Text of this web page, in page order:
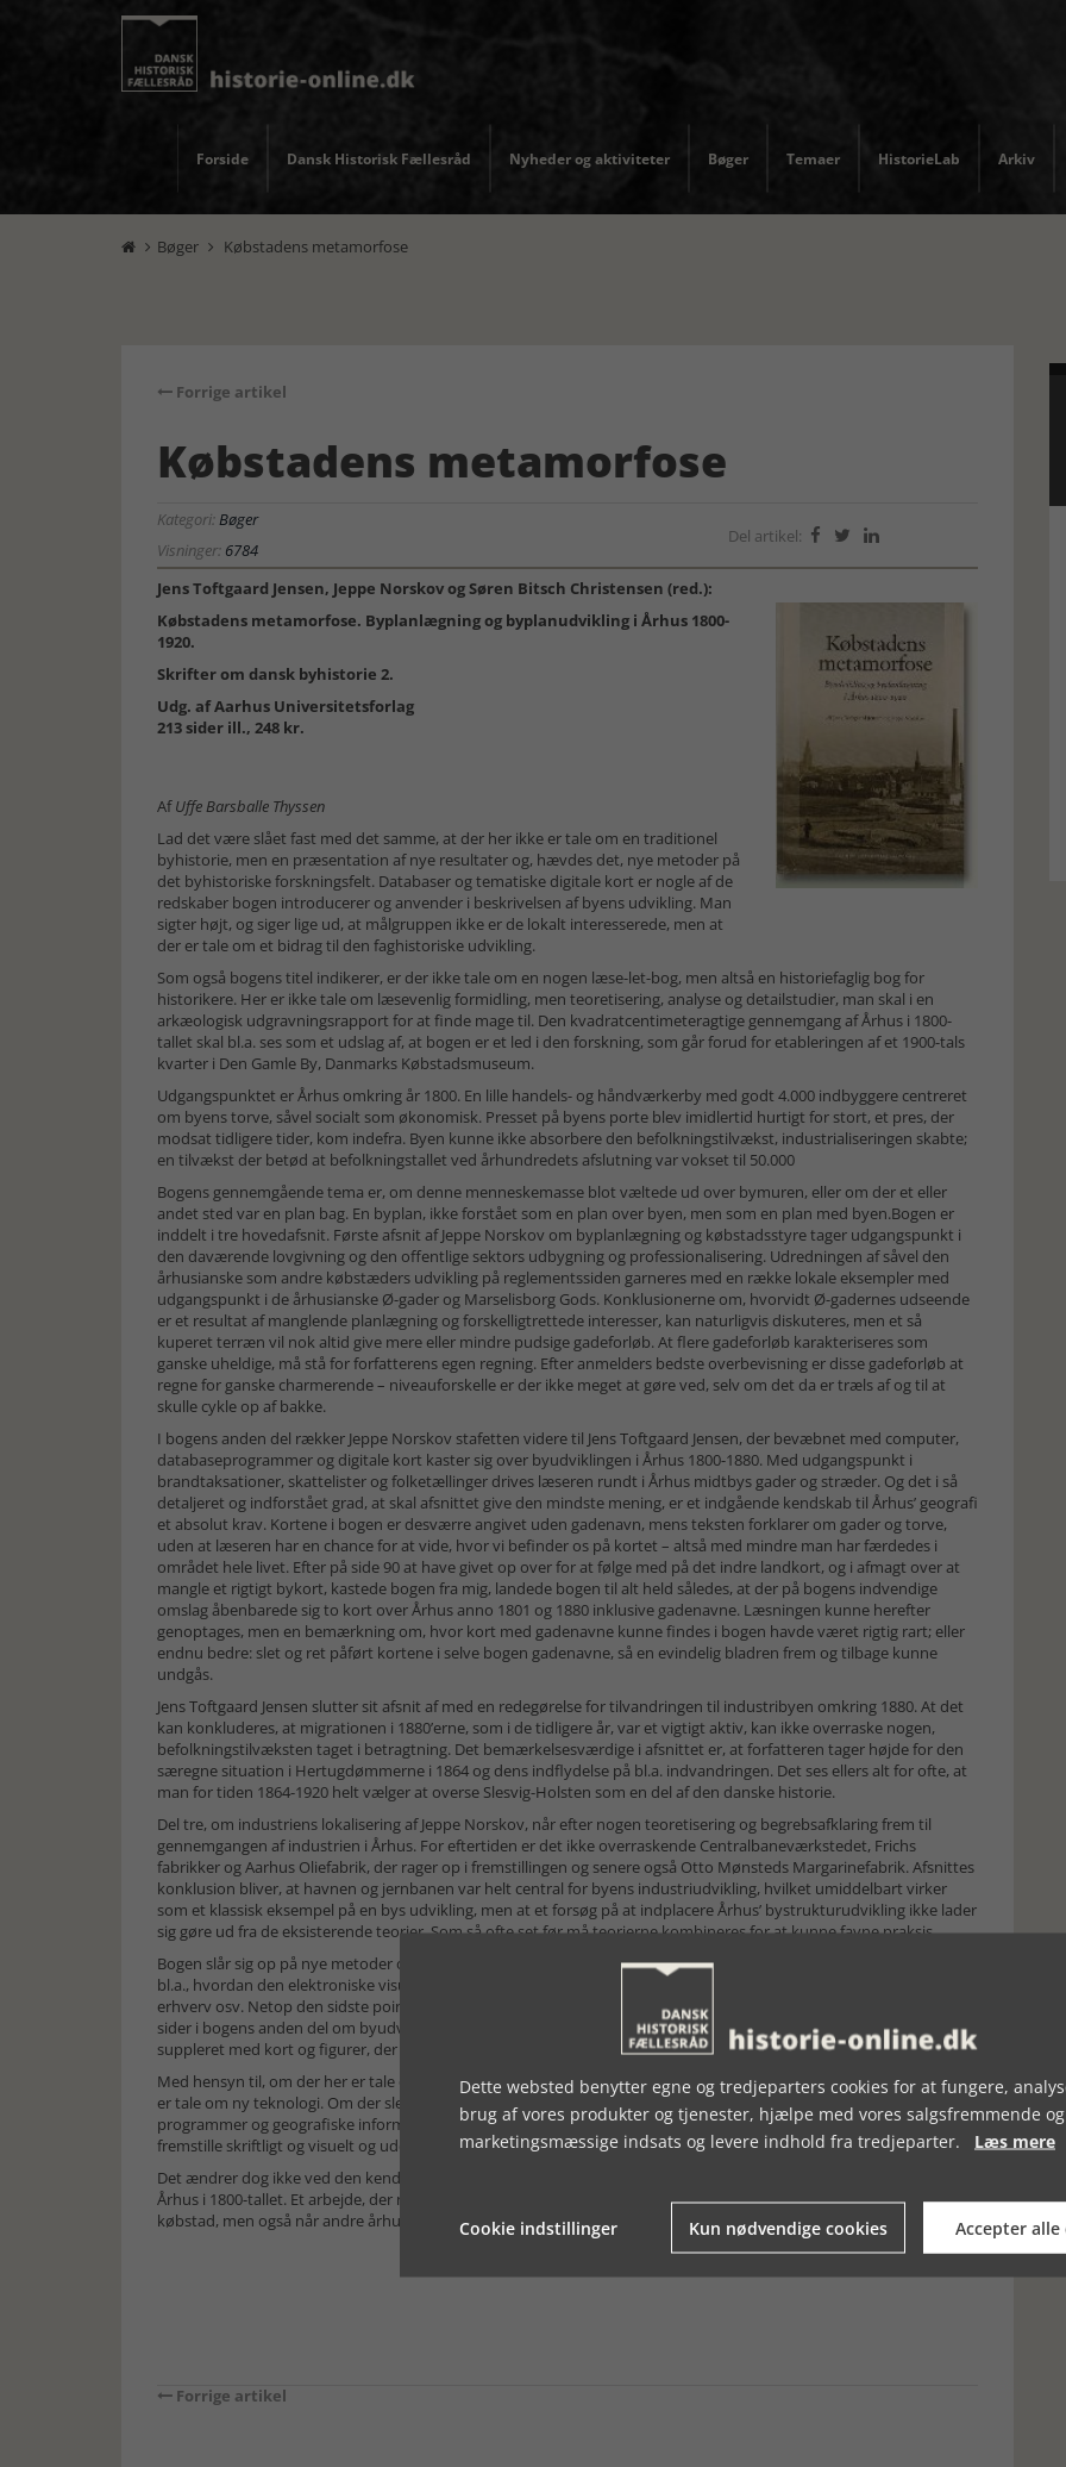
Forside Dansk Historisk Fællesråd Nyheder og aktiviteter Bøger Temaer HistorieLab Arkiv
 Bøger  Købstadens metamorfose
Forrige artikel
Købstadens metamorfose
Kategori:Bøger
Visninger: 6784
Del artikel:   
Jens Toftgaard Jensen, Jeppe Norskov og Søren Bitsch Christensen (red.):
Købstadens metamorfose. Byplanlægning og byplanudvikling i Århus 1800-
1920.
Skrifter om dansk byhistorie 2.
Udg. af Aarhus Universitetsforlag
213 sider ill., 248 kr.
AfUffe Barsballe Thyssen
Lad det være slået fast med det samme, at der her ikke er tale om en traditionel
byhistorie, men en præsentation af nye resultater og, hævdes det, nye metoder på
det byhistoriske forskningsfelt. Databaser og tematiske digitale kort er nogle af de
redskaber bogen introducerer og anvender i beskrivelsen af byens udvikling. Man
sigter højt, og siger lige ud, at målgruppen ikke er de lokalt interesserede, men at
der er tale om et bidrag til den faghistoriske udvikling.
Som også bogens titel indikerer, er der ikke tale om en nogen læse-let-bog, men altså en historiefaglig bog for
historikere. Her er ikke tale om læsevenlig formidling, men teoretisering, analyse og detailstudier, man skal i en
arkæologisk udgravningsrapport for at finde mage til. Den kvadratcentimeteragtige gennemgang af Århus i 1800-
tallet skal bl.a. ses som et udslag af, at bogen er et led i den forskning, som går forud for etableringen af et 1900-tals
kvarter i Den Gamle By, Danmarks Købstadsmuseum.
Udgangspunktet er Århus omkring år 1800. En lille handels- og håndværkerby med godt 4.000 indbyggere centreret
om byens torve, såvel socialt som økonomisk. Presset på byens porte blev imidlertid hurtigt for stort, et pres, der
modsat tidligere tider, kom indefra. Byen kunne ikke absorbere den befolkningstilvækst, industrialiseringen skabte;
en tilvækst der betød at befolkningstallet ved århundredets afslutning var vokset til 50.000
Bogens gennemgående tema er, om denne menneskemasse blot væltede ud over bymuren, eller om der et eller
andet sted var en plan bag. En byplan, ikke forstået som en plan over byen, men som en plan med byen.Bogen er
inddelt i tre hovedafsnit. Første afsnit af Jeppe Norskov om byplanlægning og købstadsstyre tager udgangspunkt i
den daværende lovgivning og den offentlige sektors udbygning og professionalisering. Udredningen af såvel den
århusianske som andre købstæders udvikling på reglementssiden garneres med en række lokale eksempler med
udgangspunkt i de århusianske Ø-gader og Marselisborg Gods. Konklusionerne om, hvorvidt Ø-gadernes udseende
er et resultat af manglende planlægning og forskelligtrettede interesser, kan naturligvis diskuteres, men et så
kuperet terræn vil nok altid give mere eller mindre pudsige gadeforløb. At flere gadeforløb karakteriseres som
ganske uheldige, må stå for forfatterens egen regning. Efter anmelders bedste overbevisning er disse gadeforløb at
regne for ganske charmerende – niveauforskelle er der ikke meget at gøre ved, selv om det da er træls af og til at
skulle cykle op af bakke.
I bogens anden del rækker Jeppe Norskov stafetten videre til Jens Toftgaard Jensen, der bevæbnet med computer,
databaseprogrammer og digitale kort kaster sig over byudviklingen i Århus 1800-1880. Med udgangspunkt i
brandtaksationer, skattelister og folketællinger drives læseren rundt i Århus midtbys gader og stræder. Og det i så
detaljeret og indforstået grad, at skal afsnittet give den mindste mening, er et indgående kendskab til Århus’ geografi
et absolut krav. Kortene i bogen er desværre angivet uden gadenavn, mens teksten forklarer om gader og torve,
uden at læseren har en chance for at vide, hvor vi befinder os på kortet – altså med mindre man har færdedes i
området hele livet. Efter på side 90 at have givet op over for at følge med på det indre landkort, og i afmagt over at
mangle et rigtigt bykort, kastede bogen fra mig, landede bogen til alt held således, at der på bogens indvendige
omslag åbenbarede sig to kort over Århus anno 1801 og 1880 inklusive gadenavne. Læsningen kunne herefter
genoptages, men en bemærkning om, hvor kort med gadenavne kunne findes i bogen havde været rigtig rart; eller
endnu bedre: slet og ret påført kortene i selve bogen gadenavne, så en evindelig bladren frem og tilbage kunne
undgås.
Jens Toftgaard Jensen slutter sit afsnit af med en redegørelse for tilvandringen til industribyen omkring 1880. At det
kan konkluderes, at migrationen i 1880’erne, som i de tidligere år, var et vigtigt aktiv, kan ikke overraske nogen,
befolkningstilvæksten taget i betragtning. Det bemærkelsesværdige i afsnittet er, at forfatteren tager højde for den
særegne situation i Hertugdømmerne i 1864 og dens indflydelse på bl.a. indvandringen. Det ses ellers alt for ofte, at
man for tiden 1864-1920 helt vælger at overse Slesvig-Holsten som en del af den danske historie.
Del tre, om industriens lokalisering af Jeppe Norskov, når efter nogen teoretisering og begrebsafklaring frem til
gennemgangen af industrien i Århus. For eftertiden er det ikke overraskende Centralbaneværkstedet, Frichs
fabrikker og Aarhus Oliefabrik, der rager op i fremstillingen og senere også Otto Mønsteds Margarinefabrik. Afsnittes
konklusion bliver, at havnen og jernbanen var helt central for byens industriudvikling, hvilket umiddelbart virker
som et klassisk eksempel på en bys udvikling, men at et forsøg på at indplacere Århus’ bystrukturudvikling ikke lader
sig gøre ud fra de eksisterende teorier. Som så ofte set før må teorierne kombineres for at kunne favne praksis.
Bogen slår sig op på nye metoder og tilgange i forståelsen af forandringen af byens rumlige strukturer og vægter
bl.a., hvordan den elektroniske visualisering i højere grad end ord kan kortlægge skiftende mønstre i beboelse,
erhverv osv. Netop den sidste pointe kommer bogen paradoksalt nok selv til at blive det bedste eksempel på. De 80
sider i bogens anden del om byudviklingen i Århus er ofte meget tung læsning, men heldigvis er de mange ord
suppleret med kort og figurer, der langt hen af vejen overflødiggør de detaljerede beskrivelser.
Med hensyn til, om der her er tale om nye metoder, synes det at være rimeligt at rejse spørgsmålet om her ikke blot
er tale om ny teknologi. Om der slet og ret ikke blot er tale om, at blyant og papir er erstattet af elektroniske
programmer og geografiske informationssystemer. Historikere har til alle tider indsamlet massedata og forsøgt at
fremstille skriftligt og visuelt og uddrage konklusionerne heraf.
Det ændrer dog ikke ved den kendsgerning, at der her foreligger et endog meget grundigt værk om byudviklingen i
Århus i 1800-tallet. Et arbejde, der naturligt vil blive skelet til, ikke blot når Den Gamle By realiserer sin 1900-tals
købstad, men også når andre århushistorikere skal have bygeografiens detaljer på plads.
Forrige artikel
Dette websted benytter egne og tredjeparters cookies for at fungere,
brug af vores produkter og tjenester, hjælpe med vores salgsfremmende og
marketingsmæssige indsats og levere indhold fra tredjeparter. Læs mere
Cookie indstillinger Kun nødvendige cookies Accepter alle